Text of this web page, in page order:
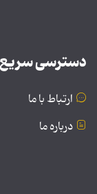
دسترسی سریع
ارتباط با ما
درباره ما